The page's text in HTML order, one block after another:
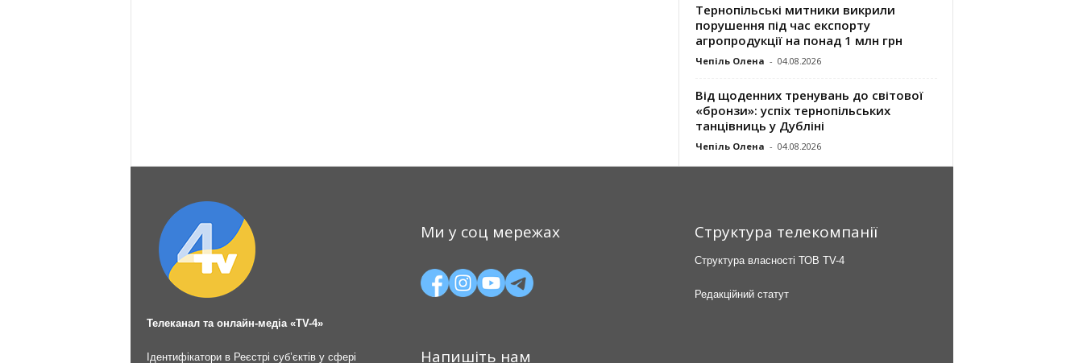
Тернопільські митники викрили
порушення під час експорту
агропродукції на понад 1 млн грн
Чепіль Олена - 04.08.2026
Від щоденних тренувань до світової
«бронзи»: успіх тернопільських
танцівниць у Дубліні
Чепіль Олена - 04.08.2026
Телеканал та онлайн-медіа «TV-4»
Ідентифікатори в Реєстрі суб’єктів у сфері
Ми у соц мережах
Напишіть нам
Структура телекомпанії
Структура власності ТОВ TV-4
Редакційний статут